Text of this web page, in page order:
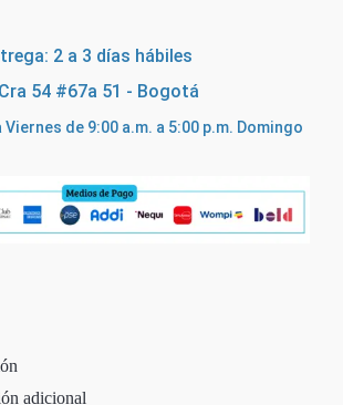
2 a 3 días hábiles
54 #67a 51 - Bogotá
de 9:00 a.m. a 5:00 p.m. Domingo
adicional